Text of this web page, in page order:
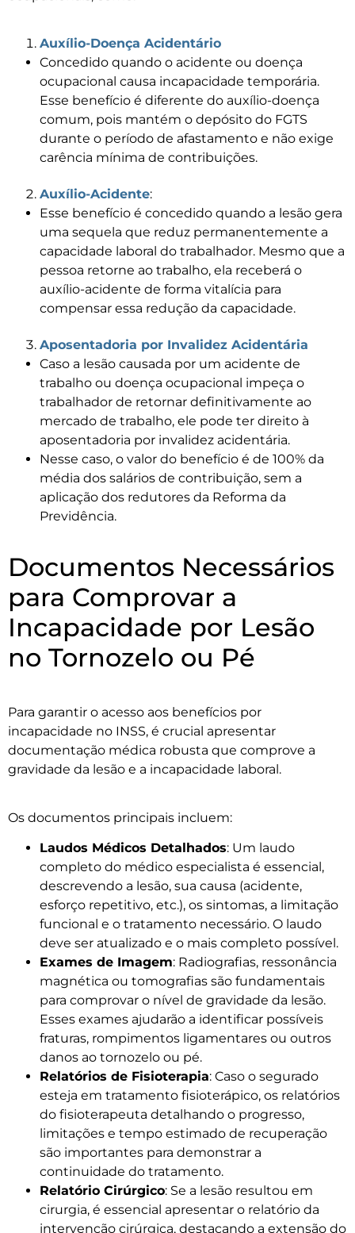
Auxílio-Doença Acidentário
Concedido quando o acidente ou doença
ocupacional causa incapacidade temporária.
Esse benefício é diferente do auxílio-doença
comum, pois mantém o depósito do FGTS
durante o período de afastamento e não exige
carência mínima de contribuições.
Auxílio-Acidente:
Esse benefício é concedido quando a lesão gera
uma sequela que reduz permanentemente a
capacidade laboral do trabalhador. Mesmo que a
pessoa retorne ao trabalho, ela receberá o
auxílio-acidente de forma vitalícia para
compensar essa redução da capacidade.
Aposentadoria por Invalidez Acidentária
Caso a lesão causada por um acidente de
trabalho ou doença ocupacional impeça o
trabalhador de retornar definitivamente ao
mercado de trabalho, ele pode ter direito à
aposentadoria por invalidez acidentária.
Nesse caso, o valor do benefício é de 100% da
média dos salários de contribuição, sem a
aplicação dos redutores da Reforma da
Previdência.
Documentos Necessários
para Comprovar a
Incapacidade por Lesão
no Tornozelo ou Pé
Para garantir o acesso aos benefícios por
incapacidade no INSS, é crucial apresentar
documentação médica robusta que comprove a
gravidade da lesão e a incapacidade laboral.
Os documentos principais incluem:
Laudos Médicos Detalhados: Um laudo
completo do médico especialista é essencial,
descrevendo a lesão, sua causa (acidente,
esforço repetitivo, etc.), os sintomas, a limitação
funcional e o tratamento necessário. O laudo
deve ser atualizado e o mais completo possível.
Exames de Imagem: Radiografias, ressonância
magnética ou tomografias são fundamentais
para comprovar o nível de gravidade da lesão.
Esses exames ajudarão a identificar possíveis
fraturas, rompimentos ligamentares ou outros
danos ao tornozelo ou pé.
Relatórios de Fisioterapia: Caso o segurado
esteja em tratamento fisioterápico, os relatórios
do fisioterapeuta detalhando o progresso,
limitações e tempo estimado de recuperação
são importantes para demonstrar a
continuidade do tratamento.
Relatório Cirúrgico: Se a lesão resultou em
cirurgia, é essencial apresentar o relatório da
intervenção cirúrgica, destacando a extensão do